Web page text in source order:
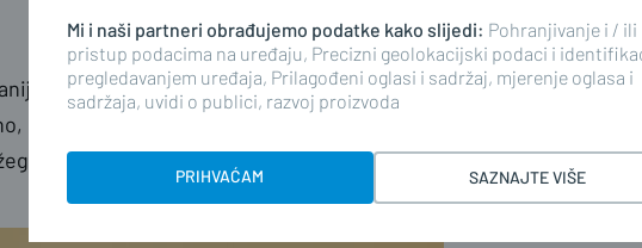
dostupne su institucionalne i
u ograničenom obujmu). Naglasak je na
i Pakraca.
Mi i naši partneri obrađujemo podatke kako slijedi: Pohranjivanje i / ili
pristup podacima na uređaju, Precizni geolokacijski podaci i
pregledavanjem uređaja, Prilagođeni oglasi i sadržaj, mjerenje oglasa i
sadržaja, uvidi o publici, razvoj proizvoda
PRIHVAĆAM SAZNAJTE VIŠE